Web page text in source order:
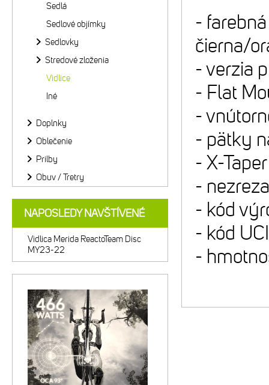
-
čierna/
- verzia
- Flat
-
- pätky
- X-
-
- kód
- kód
-
Sedlá
Sedlové objímky
Sedlovky
Stredové zloženia
Vidlice
Iné
Doplnky
Oblečenie
Prilby
Obuv / Tretry
NAPOSLEDY NAVŠTÍVENÉ
Vidlica Merida ReactoTeam Disc
MY23-22